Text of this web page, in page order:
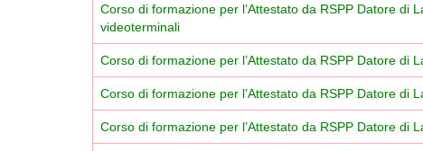
Corso di formazione per l’Attestato da RSPP Datore di
videoterminali
Corso di formazione per l’Attestato da RSPP Datore di
Corso di formazione per l’Attestato da RSPP Datore di
Corso di formazione per l’Attestato da RSPP Datore di